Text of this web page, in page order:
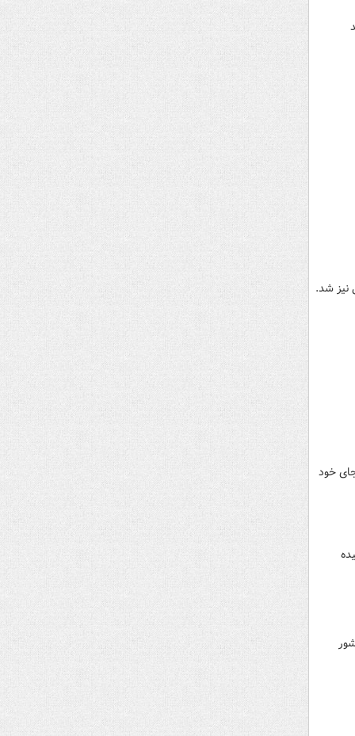
نیز شد.
خود